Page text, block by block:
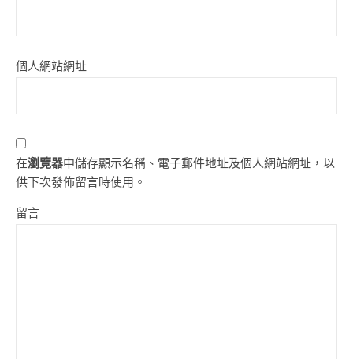
個人網站網址
在瀏覽器中儲存顯示名稱、電子郵件地址及個人網站網址，以
供下次發佈留言時使用。
留言